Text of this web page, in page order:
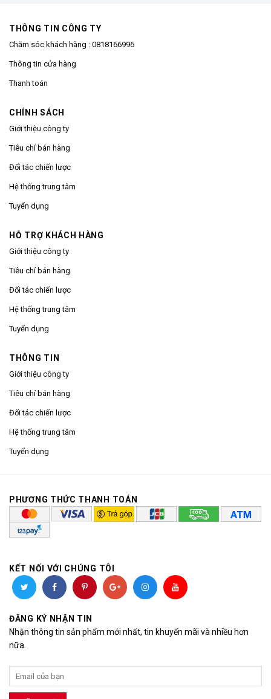
THÔNG TIN CÔNG TY
Chăm sóc khách hàng : 0818166996
Thông tin cửa hàng
Thanh toán
CHÍNH SÁCH
Giới thiệu công ty
Tiêu chí bán hàng
Đối tác chiến lược
Hệ thống trung tâm
Tuyển dụng
HỖ TRỢ KHÁCH HÀNG
Giới thiệu công ty
Tiêu chí bán hàng
Đối tác chiến lược
Hệ thống trung tâm
Tuyển dụng
THÔNG TIN
Giới thiệu công ty
Tiêu chí bán hàng
Đối tác chiến lược
Hệ thống trung tâm
Tuyển dụng
PHƯƠNG THỨC THANH TOÁN
KẾT NỐI VỚI CHÚNG TÔI
ĐĂNG KÝ NHẬN TIN
Nhận thông tin sản phẩm mới nhất, tin khuyến mãi và nhiều hơn
nữa.